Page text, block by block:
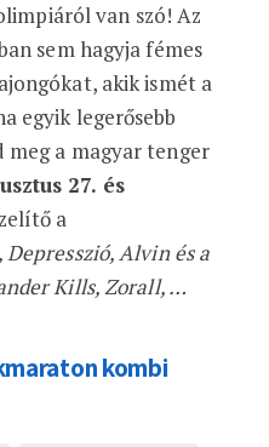
van szó! Az
sem hagyja fémes
akik ismét a
egyik legerősebb
a magyar tenger
27. és
a
Depresszió, Alvin és a
Kills, Zorall, …
kombi